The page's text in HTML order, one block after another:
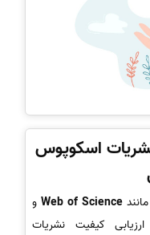
اسکوپوس
Web of Scienceو
کیفیت نشریات